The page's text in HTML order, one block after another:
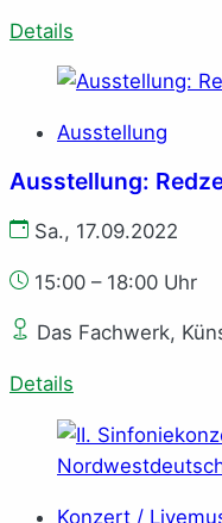
Details
Ausstellung
Ausstellung:
Sa., 17.09.2022
15:00 – 18:00 Uhr
Das Fachwerk,
Details
Konzert /